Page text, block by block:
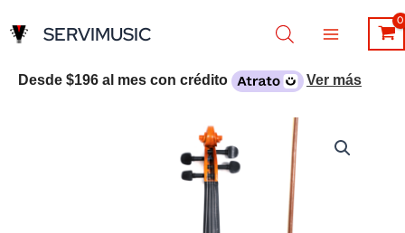
al
SERVIMUSIC
Desde $196 al mes con crédito Ver más